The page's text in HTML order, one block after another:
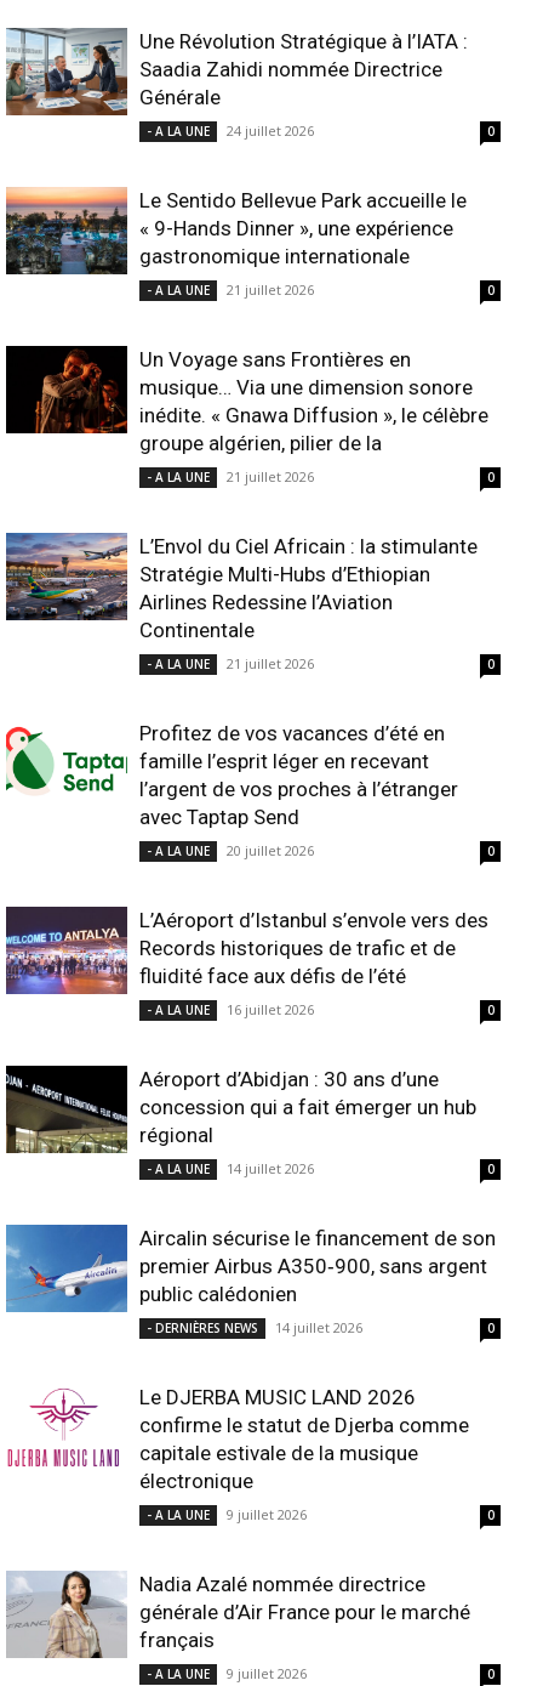
Une Révolution Stratégique à l’IATA :
Saadia Zahidi nommée Directrice
Générale
- A LA UNE 24 juillet 2026 0
Le Sentido Bellevue Park accueille le
« 9-Hands Dinner », une expérience
gastronomique internationale
- A LA UNE 21 juillet 2026 0
Un Voyage sans Frontières en
musique… Via une dimension sonore
inédite. « Gnawa Diffusion », le célèbre
groupe algérien, pilier de la
- A LA UNE 21 juillet 2026 0
L’Envol du Ciel Africain : la stimulante
Stratégie Multi-Hubs d’Ethiopian
Airlines Redessine l’Aviation
Continentale
- A LA UNE 21 juillet 2026 0
Profitez de vos vacances d’été en
famille l’esprit léger en recevant
l’argent de vos proches à l’étranger
avec Taptap Send
- A LA UNE 20 juillet 2026 0
L’Aéroport d’Istanbul s’envole vers des
Records historiques de trafic et de
fluidité face aux défis de l’été
- A LA UNE 16 juillet 2026 0
Aéroport d’Abidjan : 30 ans d’une
concession qui a fait émerger un hub
régional
- A LA UNE 14 juillet 2026 0
Aircalin sécurise le financement de son
premier Airbus A350‑900, sans argent
public calédonien
- DERNIÈRES NEWS 14 juillet 2026 0
Le DJERBA MUSIC LAND 2026
confirme le statut de Djerba comme
capitale estivale de la musique
électronique
- A LA UNE 9 juillet 2026 0
Nadia Azalé nommée directrice
générale d’Air France pour le marché
français
- A LA UNE 9 juillet 2026 0